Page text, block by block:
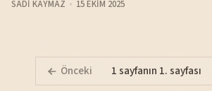
SADI KAYMAZ 15 EKIM 2025
Önceki 1 sayfanın 1. sayfası